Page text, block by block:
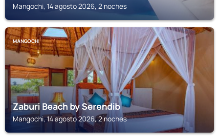
Mangochi, 14 agosto 2026, 2 noches
MANGOCHI
Zaburi Beach by Serendib
Mangochi, 14 agosto 2026, 2 noches